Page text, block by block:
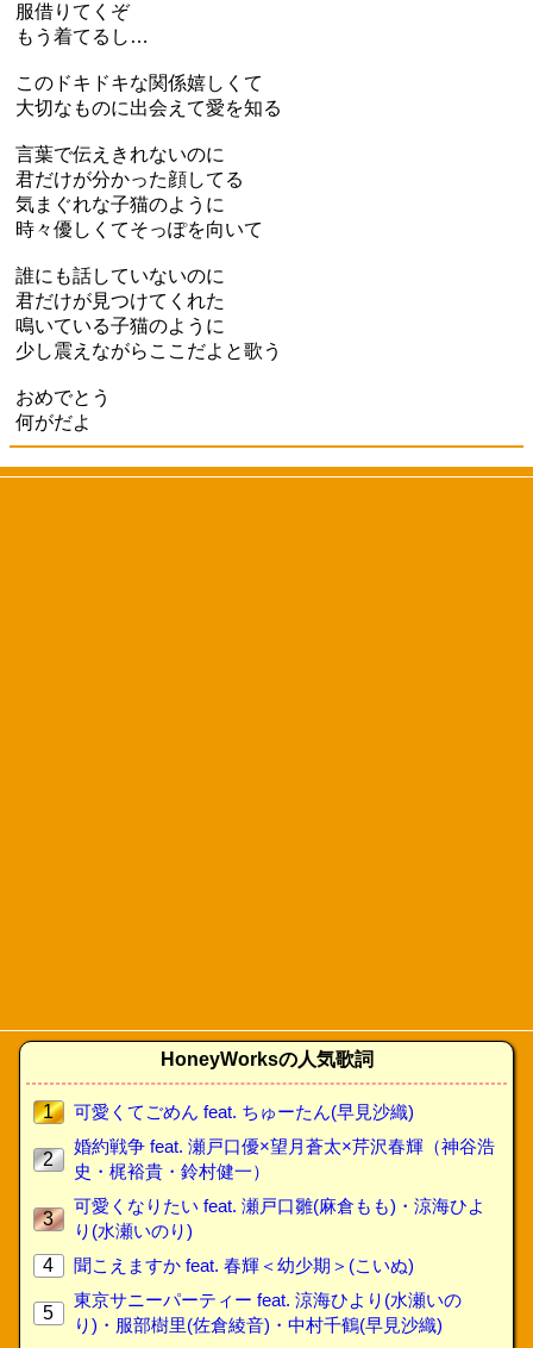
服借りてくぞ
もう着てるし…
このドキドキな関係嬉しくて
大切なものに出会えて愛を知る
言葉で伝えきれないのに
君だけが分かった顔してる
気まぐれな子猫のように
時々優しくてそっぽを向いて
誰にも話していないのに
君だけが見つけてくれた
鳴いている子猫のように
少し震えながらここだよと歌う
おめでとう
何がだよ
HoneyWorksの人気歌詞
1 可愛くてごめん feat. ちゅーたん(早見沙織)
2
婚約戦争 feat. 瀬戸口優×望月蒼太×芹沢春輝（神谷浩
史・梶裕貴・鈴村健一）
3
可愛くなりたい feat. 瀬戸口雛(麻倉もも)・涼海ひよ
り(水瀬いのり)
4
聞こえますか feat. 春輝＜幼少期＞(こいぬ)
5
東京サニーパーティー feat. 涼海ひより(水瀬いの
り)・服部樹里(佐倉綾音)・中村千鶴(早見沙織)